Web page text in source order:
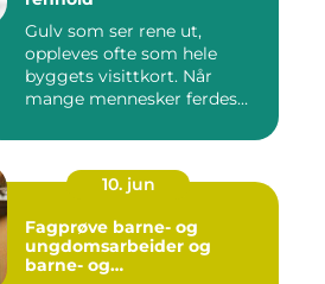
Gulv som ser rene ut,
oppleves ofte som hele
byggets visittkort. Når
mange mennesker ferdes
10. jun
Fagprøve barne- og
ungdomsarbeider og
barne- og